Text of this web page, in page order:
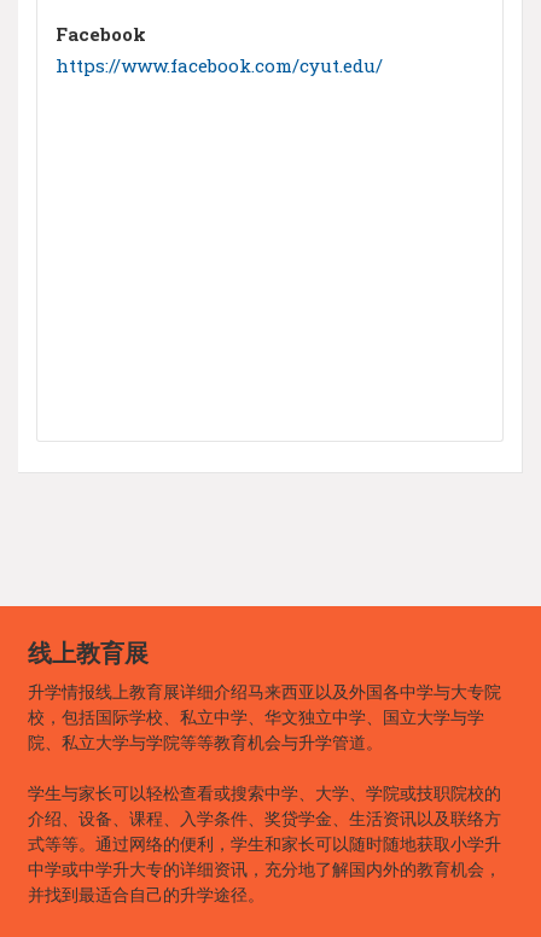
Facebook
https://www.facebook.com/cyut.edu/
线上教育展
升学情报线上教育展详细介绍马来西亚以及外国各中学与大专院
校，包括国际学校、私立中学、华文独立中学、国立大学与学
院、私立大学与学院等等教育机会与升学管道。
学生与家长可以轻松查看或搜索中学、大学、学院或技职院校的
介绍、设备、课程、入学条件、奖贷学金、生活资讯以及联络方
式等等。通过网络的便利，学生和家长可以随时随地获取小学升
中学或中学升大专的详细资讯，充分地了解国内外的教育机会，
并找到最适合自己的升学途径。